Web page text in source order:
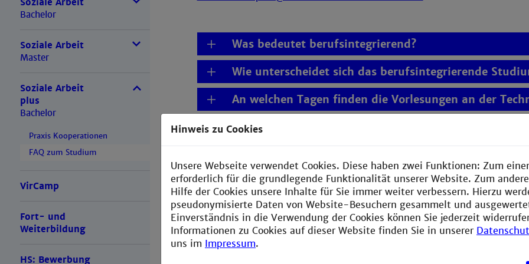
Bachelor
Soziale Arbeit
Master
Soziale Arbeit
plus
Bachelor
Praxis Kooperationen
FAQ zum Studium
VirCamp
Fort- und
Weiterbildung
HS: Bewerbung
Was bedeutet berufsintegrierend?
Wie unterscheidet sich das berufsintegrierende
An welchen Tagen finden die Vorlesungen an der
Gibt es einen NC für den Bachelor Soziale Arbeit plus?
Mit welchem (Schul-)Abschluss
Kann ich mich auch mit einer ländergebundenen
Ist ein Arbeitsplatzwechsel während des Studiums
Hinweis zu Cookies
Unsere Webseite verwendet Cookies. Diese haben zwei Funktionen: Zum
erforderlich für die grundlegende Funktionalität unserer Website. Zum
Hilfe der Cookies unsere Inhalte für Sie immer weiter verbessern. Hierzu
pseudonymisierte Daten von Website-Besuchern gesammelt und
Einverständnis in die Verwendung der Cookies können Sie jederzeit
Informationen zu Cookies auf dieser Website finden Sie in unserer
uns im Impressum.